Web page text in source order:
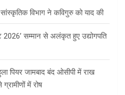
विभाग ने कविगुरु को याद की
सम्मान से अलंकृत हुए उद्योगपति
पियर जामबाद बंद ओसीपी में राख
में रोष